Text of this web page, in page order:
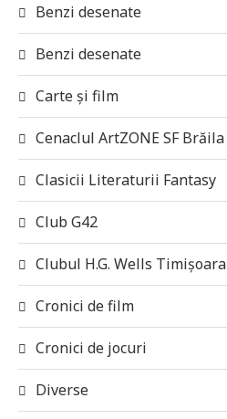
Benzi desenate
Benzi desenate
Carte și film
Cenaclul ArtZONE SF Brăila
Clasicii Literaturii Fantasy
Club G42
Clubul H.G. Wells Timișoara
Cronici de film
Cronici de jocuri
Diverse